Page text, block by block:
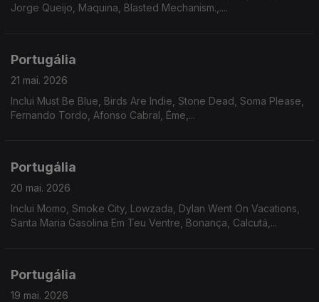
Jorge Queijo, Maquina, Blasted Mechanism.,....
Portugália
21 mai. 2026
Inclui Must Be Blue, Birds Are Indie, Stone Dead, Soma Please,
Fernando Tordo, Afonso Cabral, Éme,...
Portugália
20 mai. 2026
Inclui Momo, Smoke City, Lowzada, Dylan Went On Vacations,
Santa Maria Gasolina Em Teu Ventre, Bonança, Calcutá,...
Portugália
19 mai. 2026